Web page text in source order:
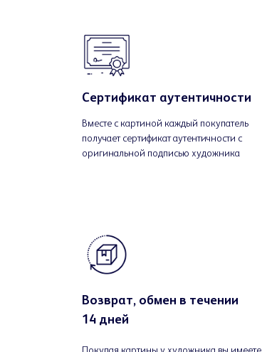
Сертификат аутентичности
Вместе с картиной каждый покупатель
получает сертификат аутентичности с
оригинальной подписью художника
Возврат, обмен в течении
14 дней